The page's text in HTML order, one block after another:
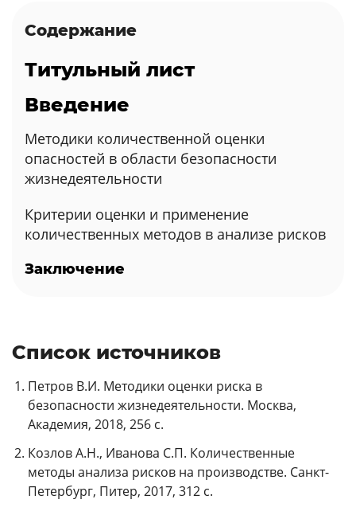
Содержание
Титульный лист
Введение
Методики количественной оценки
опасностей в области безопасности
жизнедеятельности
Критерии оценки и применение
количественных методов в анализе рисков
Заключение
Список источников
Петров В.И. Методики оценки риска в
безопасности жизнедеятельности. Москва,
Академия, 2018, 256 с.
Козлов А.Н., Иванова С.П. Количественные
методы анализа рисков на производстве. Санкт-
Петербург, Питер, 2017, 312 с.